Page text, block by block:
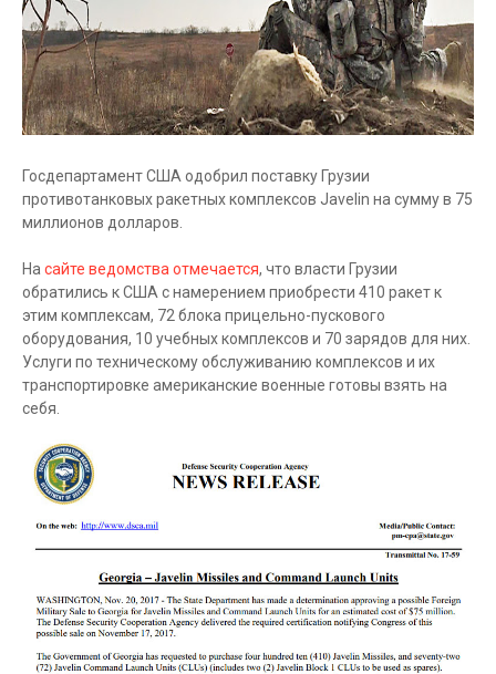
Госдепартамент США одобрил поставку Грузии
противотанковых ракетных комплексов Javelin на сумму в 75
миллионов долларов.
На сайте ведомства отмечается, что власти Грузии
обратились к США с намерением приобрести 410 ракет к
этим комплексам, 72 блока прицельно-пускового
оборудования, 10 учебных комплексов и 70 зарядов для них.
Услуги по техническому обслуживанию комплексов и их
транспортировке американские военные готовы взять на
себя.